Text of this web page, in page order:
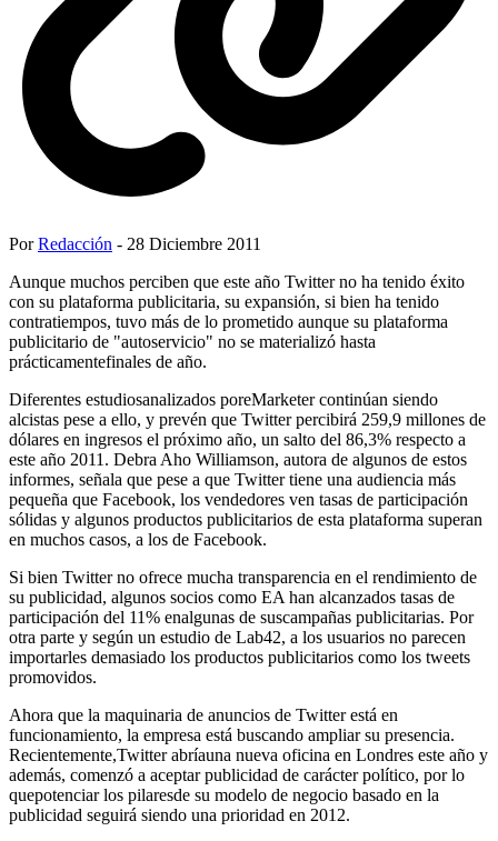
PorRedacción - 28 Diciembre 2011
Aunque muchos perciben que este año Twitter no ha tenido éxito
con su plataforma publicitaria, su expansión, si bien ha tenido
contratiempos, tuvo más de lo prometido aunque su plataforma
publicitario de "autoservicio" no se materializó hasta
prácticamentefinales de año.
Diferentes estudiosanalizados poreMarketer continúan siendo
alcistas pese a ello, y prevén que Twitter percibirá 259,9 millones de
dólares en ingresos el próximo año, un salto del 86,3% respecto a
este año 2011. Debra Aho Williamson, autora de algunos de estos
informes, señala que pese a que Twitter tiene una audiencia más
pequeña que Facebook, los vendedores ven tasas de participación
sólidas y algunos productos publicitarios de esta plataforma superan
en muchos casos, a los de Facebook.
Si bien Twitter no ofrece mucha transparencia en el rendimiento de
su publicidad, algunos socios como EA han alcanzados tasas de
participación del 11% enalgunas de suscampañas publicitarias. Por
otra parte y según un estudio de Lab42, a los usuarios no parecen
importarles demasiado los productos publicitarios como los tweets
promovidos.
Ahora que la maquinaria de anuncios de Twitter está en
funcionamiento, la empresa está buscando ampliar su presencia.
Recientemente,Twitter abríauna nueva oficina en Londres este año y
además, comenzó a aceptar publicidad de carácter político, por lo
quepotenciar los pilaresde su modelo de negocio basado en la
publicidad seguirá siendo una prioridad en 2012.